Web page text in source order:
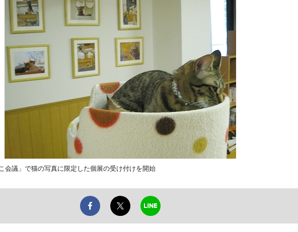
会議」で猫の写真に限定した個展の受け付けを開始